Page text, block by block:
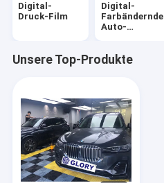
Digital-
Druck-Film
Digital-
Farbändernde
Auto-
Unsere Top-Produkte